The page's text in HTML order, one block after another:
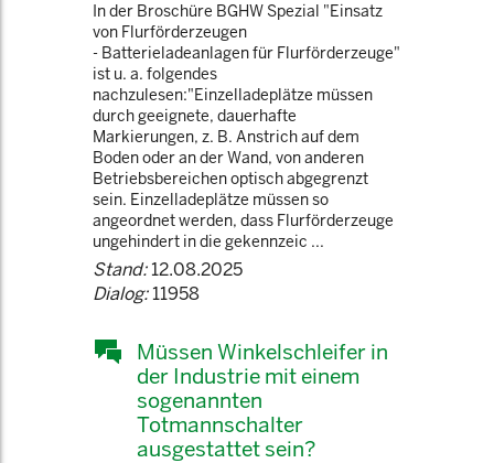
In der Broschüre BGHW Spezial "Einsatz
von Flurförderzeugen
- Batterieladeanlagen für Flurförderzeuge"
ist u. a. folgendes
nachzulesen:"Einzelladeplätze müssen
durch geeignete, dauerhafte
Markierungen, z. B. Anstrich auf dem
Boden oder an der Wand, von anderen
Betriebsbereichen optisch abgegrenzt
sein. Einzelladeplätze müssen so
angeordnet werden, dass Flurförderzeuge
ungehindert in die gekennzeic ...
Stand:12.08.2025
Dialog:11958
Müssen Winkelschleifer in
der Industrie mit einem
sogenannten
Totmannschalter
ausgestattet sein?